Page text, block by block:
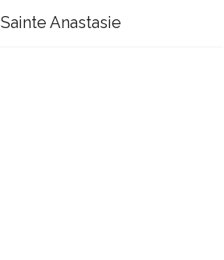
Sainte Anastasie